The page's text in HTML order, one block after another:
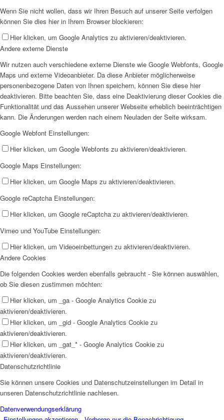
Wenn Sie nicht wollen, dass wir Ihren Besuch auf unserer Seite verfolgen
können Sie dies hier in Ihrem Browser blockieren:
Hier klicken, um Google Analytics zu aktivieren/deaktivieren.
Andere externe Dienste
Wir nutzen auch verschiedene externe Dienste wie Google Webfonts, Google
Maps und externe Videoanbieter. Da diese Anbieter möglicherweise
personenbezogene Daten von Ihnen speichern, können Sie diese hier
deaktivieren. Bitte beachten Sie, dass eine Deaktivierung dieser Cookies die
Funktionalität und das Aussehen unserer Webseite erheblich beeinträchtigen
kann. Die Änderungen werden nach einem Neuladen der Seite wirksam.
Google Webfont Einstellungen:
Hier klicken, um Google Webfonts zu aktivieren/deaktivieren.
Google Maps Einstellungen:
Hier klicken, um Google Maps zu aktivieren/deaktivieren.
Google reCaptcha Einstellungen:
Hier klicken, um Google reCaptcha zu aktivieren/deaktivieren.
Vimeo und YouTube Einstellungen:
Hier klicken, um Videoeinbettungen zu aktivieren/deaktivieren.
Andere Cookies
Die folgenden Cookies werden ebenfalls gebraucht - Sie können auswählen,
ob Sie diesen zustimmen möchten:
Hier klicken, um _ga - Google Analytics Cookie zu
aktivieren/deaktivieren.
Hier klicken, um _gid - Google Analytics Cookie zu
aktivieren/deaktivieren.
Hier klicken, um _gat_* - Google Analytics Cookie zu
aktivieren/deaktivieren.
Datenschutzrichtlinie
Sie können unsere Cookies und Datenschutzeinstellungen im Detail in
unseren Datenschutzrichtlinie nachlesen.
Datenverwendungserklärung